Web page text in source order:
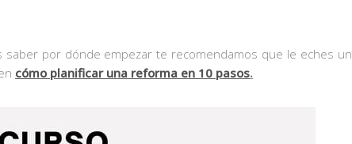
por dónde empezar te recomendamos que le eches un
cómo planificar una reforma en 10 pasos.